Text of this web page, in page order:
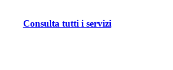
Consulta tutti i servizi